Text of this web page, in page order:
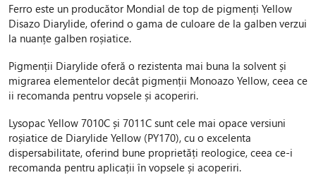
Ferro este un producător Mondial de top de pigmenți Yellow
Disazo Diarylide, oferind o gama de culoare de la galben verzui
la nuanțe galben roșiatice.
Pigmenții Diarylide oferă o rezistenta mai buna la solvent și
migrarea elementelor decât pigmenții Monoazo Yellow, ceea ce
ii recomanda pentru vopsele și acoperiri.
Lysopac Yellow 7010C și 7011C sunt cele mai opace versiuni
roșiatice de Diarylide Yellow (PY170), cu o excelenta
dispersabilitate, oferind bune proprietăți reologice, ceea ce-i
recomanda pentru aplicații în vopsele și acoperiri.